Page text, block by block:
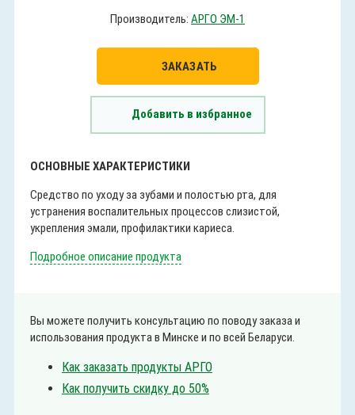
Производитель: АРГО ЭМ-1
ЗАКАЗАТЬ
Добавить в избранное
ОСНОВНЫЕ ХАРАКТЕРИСТИКИ
Средство по уходу за зубами и полостью рта, для
устранения воспалительных процессов слизистой,
укрепления эмали, профилактики кариеса.
Подробное описание продукта
Вы можете получить консультацию по поводу заказа и
использования продукта в Минске и по всей Беларуси.
Как заказать продукты АРГО
Как получить скидку до 50%